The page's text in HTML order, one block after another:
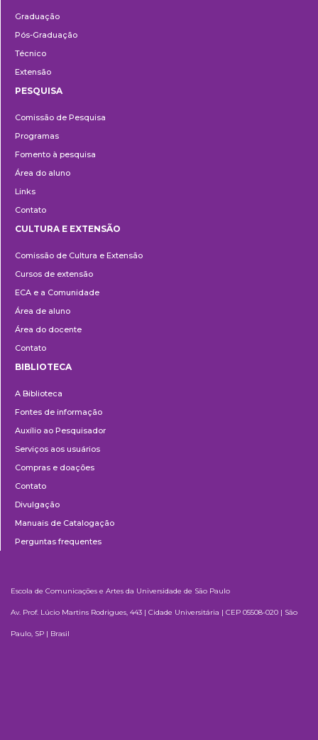
Graduação
Pós-Graduação
Técnico
Extensão
PESQUISA
Comissão de Pesquisa
Programas
Fomento à pesquisa
Área do aluno
Links
Contato
e
Extensão
CULTURA E EXTENSÃO
Comissão de Cultura e Extensão
Cursos de extensão
ECA e a Comunidade
Área de aluno
Área do docente
Contato
BIBLIOTECA
A Biblioteca
Fontes de informação
Auxílio ao Pesquisador
Serviços aos usuários
Compras e doações
Contato
Divulgação
Manuais de Catalogação
Perguntas frequentes
Escola de Comunicações e Artes da Universidade de São Paulo
Av. Prof. Lúcio Martins Rodrigues, 443 | Cidade Universitária | CEP 05508-020 | São
Paulo, SP | Brasil